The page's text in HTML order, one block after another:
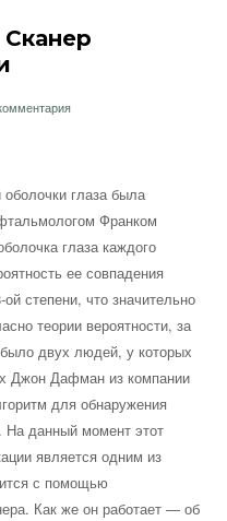
Сканер
глаза была
Франком
глаза каждого
ее совпадения
ой степени, чтозначительно
теории вероятности, за
двух людей, у которых
Джон Дафман из компании
для обнаружения
На данный момент этот
является одним из
с помощью
Как же он работает — об